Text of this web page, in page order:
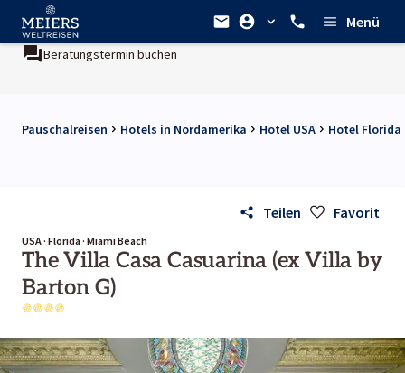
Menü
Beratungstermin buchen
Pauschalreisen Hotels in Nordamerika Hotel USA Hotel Florida
Teilen Favorit
USA · Florida · Miami Beach
The Villa Casa Casuarina (ex Villa by
Barton G)